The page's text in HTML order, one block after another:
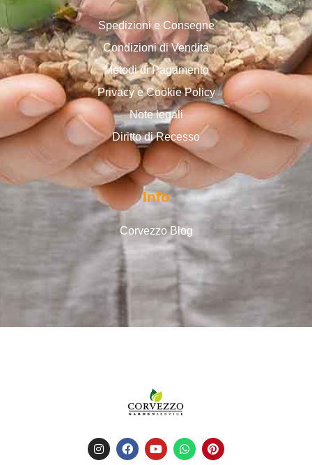
Spedizioni e Consegne
Condizioni di Vendita
Metodi di Pagamento
Privacy e Cookie Policy
Note legali
Diritto di Recesso
Info
Corvezzo Blog